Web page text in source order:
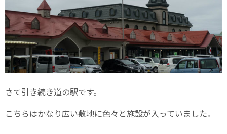
さて引き続き道の駅です。
こちらはかなり広い敷地に色々と施設が入っていました。